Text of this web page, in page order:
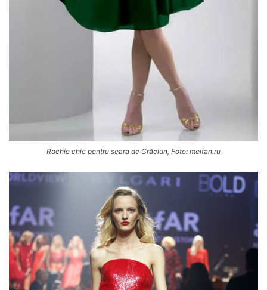
Rochie chic pentru seara de Crăciun, Foto: meitan.ru